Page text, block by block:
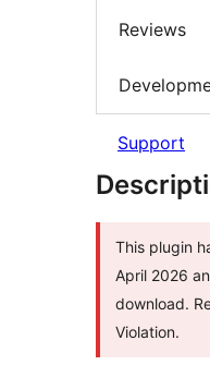
Reviews
Support
This plugin
April 2026
download.
Violation.